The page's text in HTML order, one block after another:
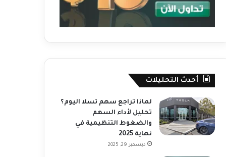
أحدث التحليلات
لماذا تراجع سهم تسلا اليوم؟
تحليل لأداء السهم
والضغوط التنظيمية في
نهاية 2025
ديسمبر 29, 2025